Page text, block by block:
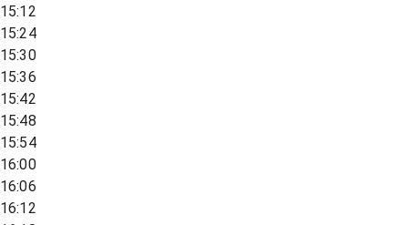
15:12
15:24
15:30
15:36
15:42
15:48
15:54
16:00
16:06
16:12